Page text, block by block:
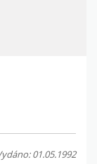
01.05.1992